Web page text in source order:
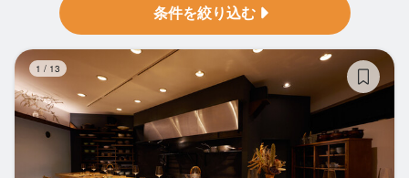
条件を絞り込む
1 / 13